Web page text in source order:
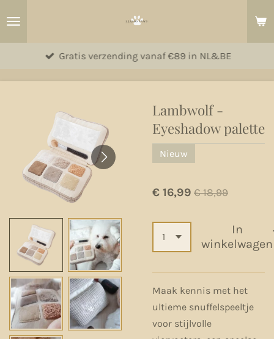
hoofdinhoud
Gratis verzending vanaf €89 in NL&BE
Lambwolf -
Eyeshadow palette
Nieuw
€ 16,99 € 18,99
In
winkelwagen
Maak kennis met het
ultieme snuffelspeeltje
voor stijlvolle